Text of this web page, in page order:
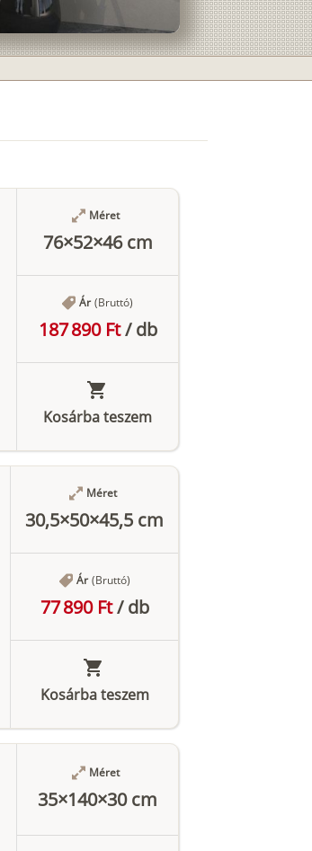
Méret
76×52×46 cm
Ár (Bruttó)
187 890 Ft/db
Kosárba teszem
Méret
30,5×50×45,5 cm
Ár (Bruttó)
77 890 Ft/db
Kosárba teszem
Méret
35×140×30 cm